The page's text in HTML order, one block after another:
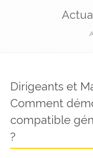
Dirigeants et
Comment
compatible
?